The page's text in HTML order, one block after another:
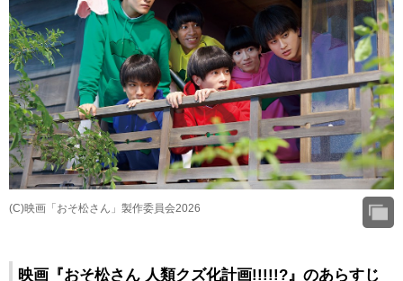
(C)映画「おそ松さん」製作委員会2026
映画『おそ松さん 人類クズ化計画!!!!!?』のあらすじ